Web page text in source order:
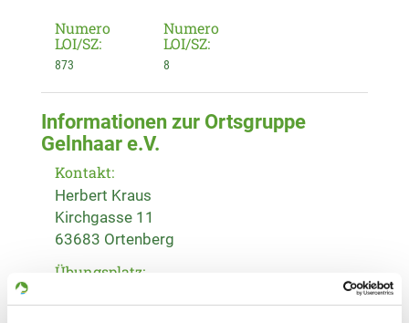
Numero
LOI/SZ:
873
Numero
LOI/SZ:
8
Informationen zur Ortsgruppe
Gelnhaar e.V.
Kontakt:
Herbert Kraus
Kirchgasse 11
63683 Ortenberg
Übungsplatz: